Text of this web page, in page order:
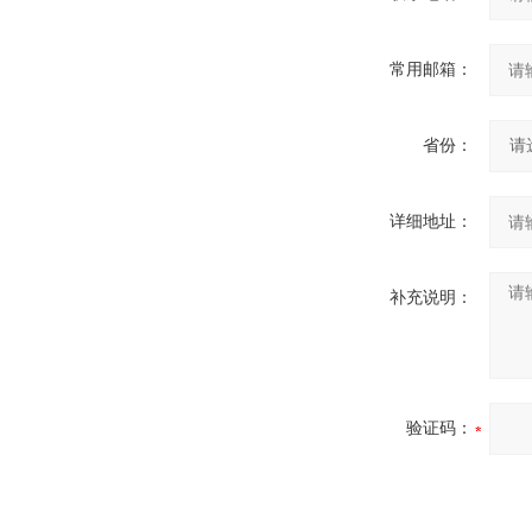
常用邮箱：
省份：
详细地址：
补充说明：
验证码：